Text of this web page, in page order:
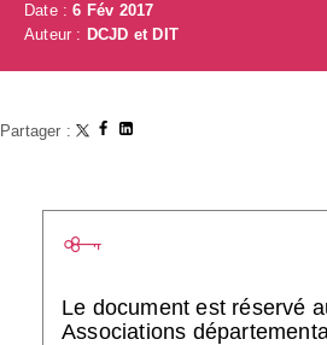
Date :6 Fév 2017
Auteur : DCJD et DIT
Partager :
Le document est réservé
Associations